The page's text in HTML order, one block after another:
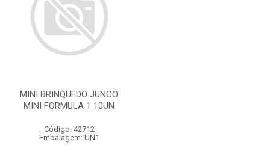
MINI BRINQUEDO JUNCO
MINI FORMULA 1 10UN
Código: 42712
Embalagem: UN1